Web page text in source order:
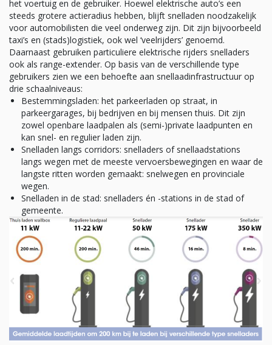
het voertuig en de gebruiker. Hoewel elektrische auto’s een
steeds grotere actieradius hebben, blijft snelladen noodzakelijk
voor automobilisten die veel onderweg zijn. Dit zijn bijvoorbeeld
taxi’s en (stads)logistiek, ook wel ‘veelrijders’ genoemd.
Daarnaast gebruiken particuliere elektrische rijders snelladers
ook als range-extender. Op basis van de verschillende type
gebruikers zien we een behoefte aan snellaadinfrastructuur op
drie schaalniveaus:
Bestemmingsladen: het parkeerladen op straat, in
parkeergarages, bij bedrijven en bij mensen thuis. Dit zijn
zowel openbare laadpalen als (semi-)private laadpunten en
kan snel- en regulier laden zijn.
Snelladen langs corridors: snelladers of snellaadstations
langs wegen met de meeste vervoersbewegingen en waar de
langste ritten worden gemaakt: snelwegen en provinciale
wegen.
Snelladen in de stad: snelladers én -stations in de stad of
gemeente.